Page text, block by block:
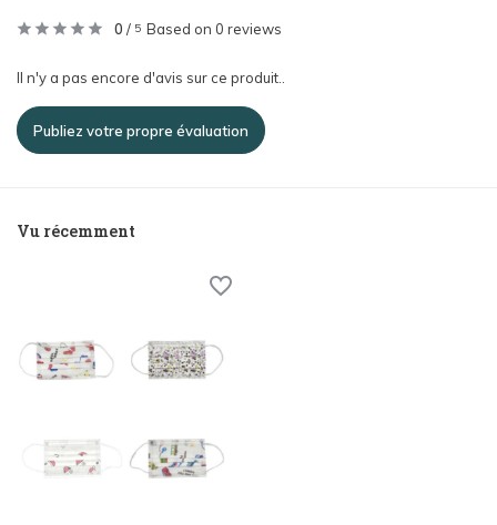
0 / 5 Based on 0 reviews
Il n'y a pas encore d'avis sur ce produit..
Publiez votre propre évaluation
Vu récemment